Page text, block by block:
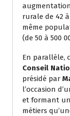
rurale de 42
même
(de 50 à 500
En parallèle,
Conseil
présidé par
l’occasion
et formant
métiers